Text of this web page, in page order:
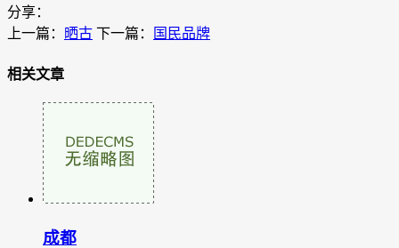
分享：
上一篇：
晒古 下一篇： 国民品牌
相关文章
成都